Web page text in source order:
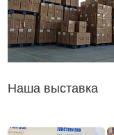
Наша выставка